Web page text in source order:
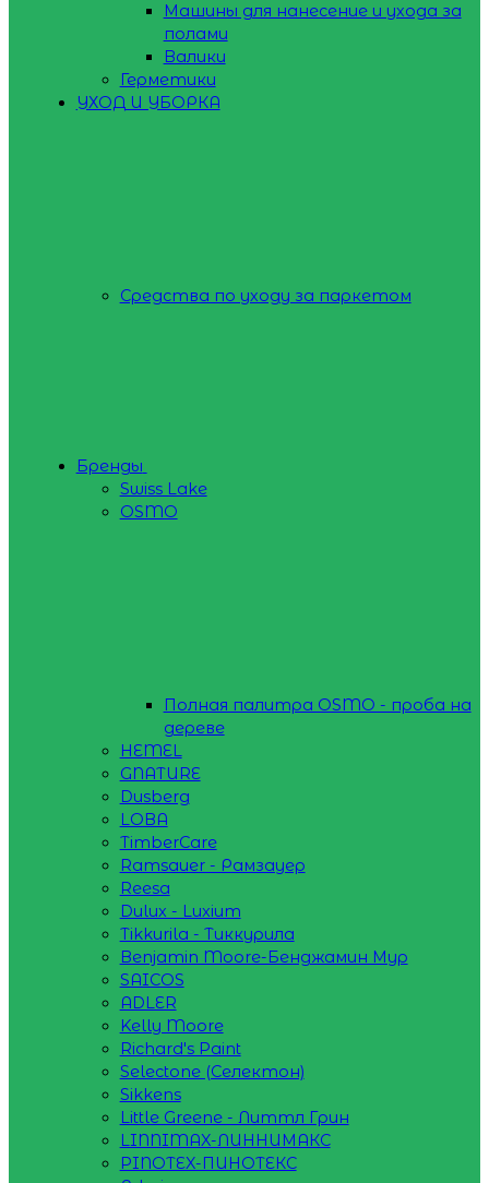
Машины для нанесение и ухода за
полами
Валики
Герметики
УХОД И УБОРКА
Средства по уходу за паркетом
Бренды
Swiss Lake
OSMO
Полная палитра OSMO - проба на
дереве
HEMEL
GNATURE
Dusberg
LOBA
TimberCare
Ramsauer - Рамзауер
Reesa
Dulux - Luxium
Tikkurila - Тиккурила
Benjamin Moore-Бенджамин Мур
SAICOS
ADLER
Kelly Moore
Richard's Paint
Selectone (Селектон)
Sikkens
Little Greene - Литтл Грин
LINNIMAX-ЛИННИМАКС
PINOTEX-ПИНОТЕКС